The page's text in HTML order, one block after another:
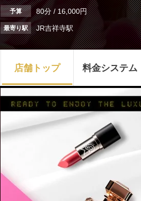
予算 80分 / 16,000円
最寄り駅 JR吉祥寺駅
店舗トップ 料金システム